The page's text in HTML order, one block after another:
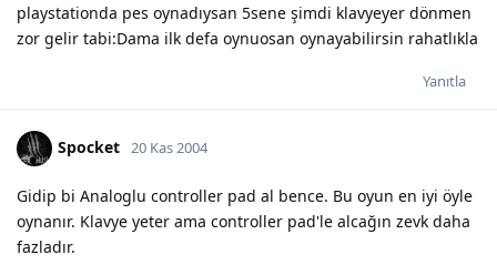
playstationda pes oynadıysan 5sene şimdi klavyeyer dönmen
zor gelir tabi:Dama ilk defa oynuosan oynayabilirsin rahatlıkla
Yanıtla
Spocket 20 Kas 2004
Gidip bi Analoglu controller pad al bence. Bu oyun en iyi öyle
oynanır. Klavye yeter ama controller pad'le alcağın zevk daha
fazladır.